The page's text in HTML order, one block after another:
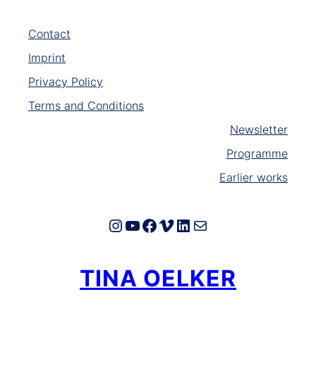
Contact
Imprint
Privacy Policy
Terms and Conditions
Newsletter
Programme
Earlier works
Instagram
YouTube
Facebook
Vimeo
LinkedIn
E-Mail
TINA OELKER